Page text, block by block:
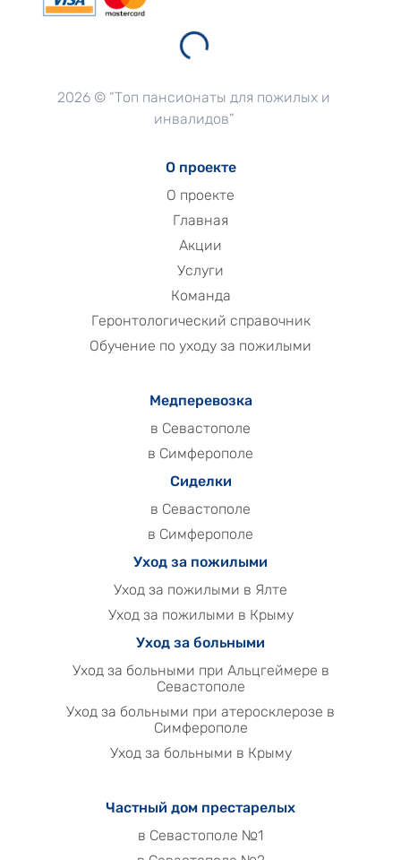
2026 © “Топ пансионаты для пожилых и
инвалидов”
О проекте
О проекте
Главная
Акции
Услуги
Команда
Геронтологический справочник
Обучение по уходу за пожилыми
Медперевозка
в Севастополе
в Симферополе
Сиделки
в Севастополе
в Симферополе
Уход за пожилыми
Уход за пожилыми в Ялте
Уход за пожилыми в Крыму
Уход за больными
Уход за больными при Альцгеймере в
Севастополе
Уход за больными при атеросклерозе в
Симферополе
Уход за больными в Крыму
Частный дом престарелых
в Севастополе №1